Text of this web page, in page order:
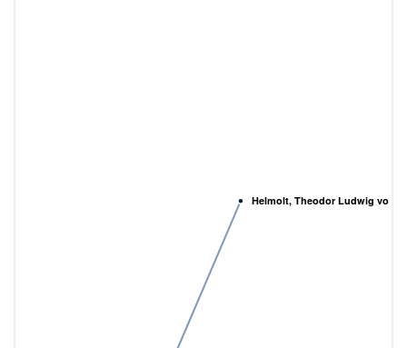
Helmolt, Theodor Ludwig von